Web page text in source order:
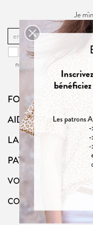
Je
Vous pouvez vous
nos informations de contact
FOLLOW US
AIDE
LA BOUTIQUE
PATRONS
VOTRE COMPTE
CONTACT